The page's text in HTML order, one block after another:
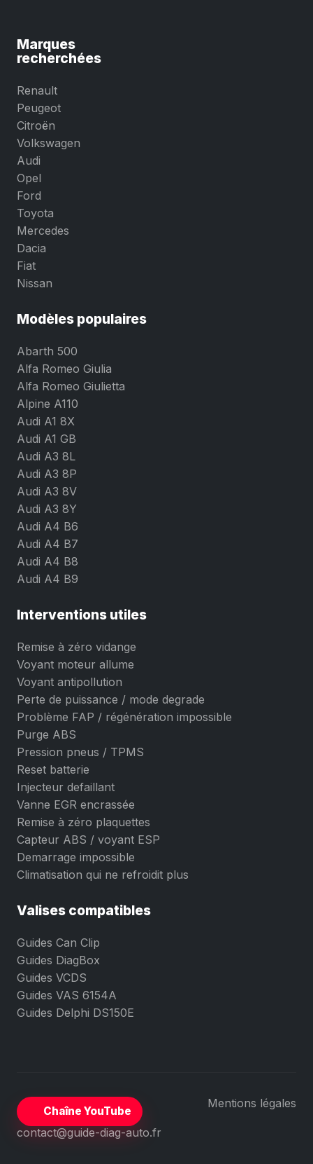
Marques
recherchées
Renault
Peugeot
Citroën
Volkswagen
Audi
Opel
Ford
Toyota
Mercedes
Dacia
Fiat
Nissan
Modèles populaires
Abarth 500
Alfa Romeo Giulia
Alfa Romeo Giulietta
Alpine A110
Audi A1 8X
Audi A1 GB
Audi A3 8L
Audi A3 8P
Audi A3 8V
Audi A3 8Y
Audi A4 B6
Audi A4 B7
Audi A4 B8
Audi A4 B9
Interventions utiles
Remise à zéro vidange
Voyant moteur allume
Voyant antipollution
Perte de puissance / mode degrade
Problème FAP / régénération impossible
Purge ABS
Pression pneus / TPMS
Reset batterie
Injecteur defaillant
Vanne EGR encrassée
Remise à zéro plaquettes
Capteur ABS / voyant ESP
Demarrage impossible
Climatisation qui ne refroidit plus
Valises compatibles
Guides Can Clip
Guides DiagBox
Guides VCDS
Guides VAS 6154A
Guides Delphi DS150E
Chaîne YouTube
Mentions légales
contact@guide-diag-auto.fr